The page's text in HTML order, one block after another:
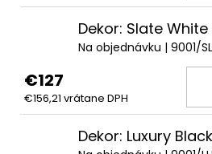
Dekor: Slate White
Na objednávku | 9001/
€127
€156,21 vrátane DPH
Dekor: Luxury